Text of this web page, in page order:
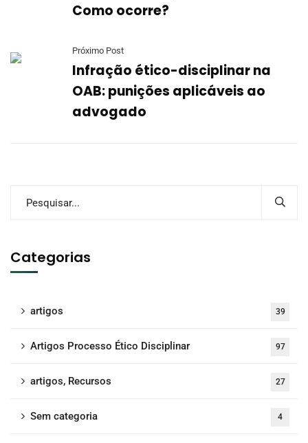
Como ocorre?
Próximo Post
Infração ético-disciplinar na
OAB: punições aplicáveis ao
advogado
Categorias
artigos 39
Artigos Processo Ético Disciplinar 97
artigos, Recursos 27
Sem categoria 4